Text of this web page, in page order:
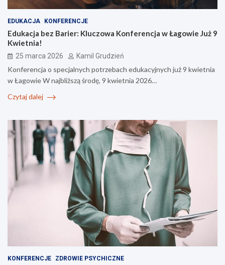
EDUKACJA KONFERENCJE
Edukacja bez Barier: Kluczowa Konferencja w Łagowie Już 9
Kwietnia!
25 marca 2026 Kamil Grudzień
Konferencja o specjalnych potrzebach edukacyjnych już 9 kwietnia
w Łagowie W najbliższą środę, 9 kwietnia 2026…
Czytaj dalej
KONFERENCJE ZDROWIE PSYCHICZNE